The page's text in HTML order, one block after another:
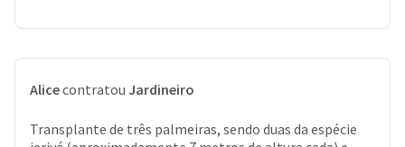
Alicecontratou Jardineiro
Transplante de três palmeiras, sendo duas da espécie